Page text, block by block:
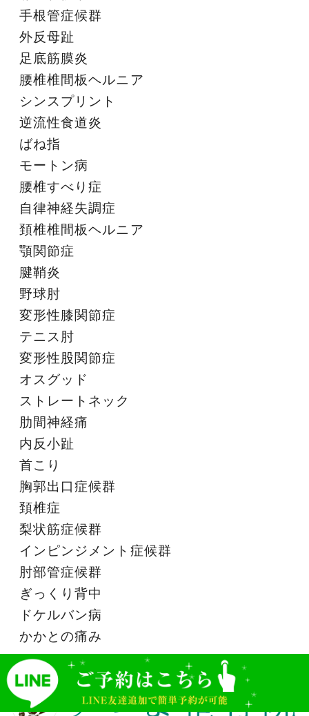
手根管症候群
外反母趾
足底筋膜炎
腰椎椎間板ヘルニア
シンスプリント
逆流性食道炎
ばね指
モートン病
腰椎すべり症
自律神経失調症
頚椎椎間板ヘルニア
顎関節症
腱鞘炎
野球肘
変形性膝関節症
テニス肘
変形性股関節症
オスグッド
ストレートネック
肋間神経痛
内反小趾
首こり
胸郭出口症候群
頚椎症
梨状筋症候群
インピンジメント症候群
肘部管症候群
ぎっくり背中
ドケルバン病
かかとの痛み
LINEバナー